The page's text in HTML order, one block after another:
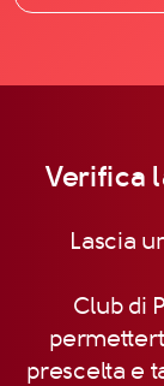
Verifica
Lascia
Club di
prescelta e